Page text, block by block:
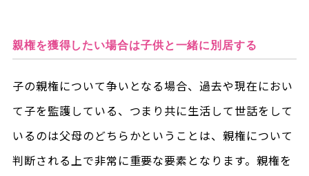
親権を獲得したい場合は子供と一緒に別居する
子の親権について争いとなる場合、過去や現在におい
て子を監護している、つまり共に生活して世話をして
いるのは父母のどちらかということは、親権について
判断される上で非常に重要な要素となります。親権を